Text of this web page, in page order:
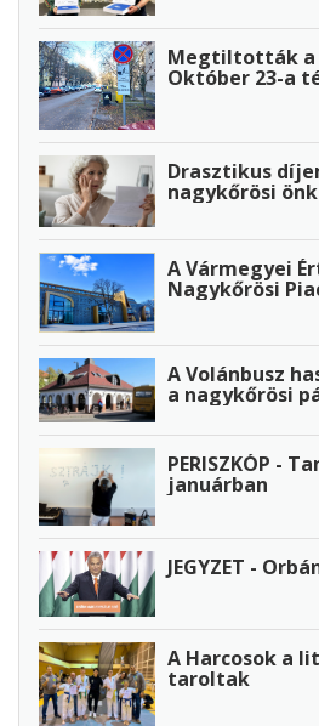
Megtiltották a
Október 23-a
Drasztikus
nagykőrösi
A Vármegyei
Nagykőrösi
A Volánbusz
a nagykőrösi
PERISZKÓP -
januárban
JEGYZET -
A Harcosok a
taroltak